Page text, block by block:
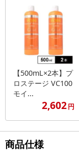
【500mL×2本】プ
ロステージ VC100
モイ...
2,602円
商品仕様